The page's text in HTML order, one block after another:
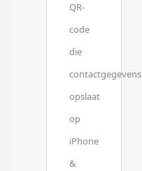
QR-
code
die
contactgegevens
opslaat
op
iPhone
&